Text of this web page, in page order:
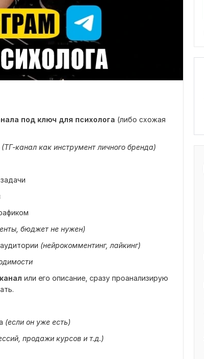
под ключ для психолога (либо схожая
(ТГ-канал как инструмент личного бренда)
бюджет не нужен)
(нейрокомментинг, лайкинг)
или его описание, сразу проанализирую
(если он уже есть)
продажи курсов и т.д.)